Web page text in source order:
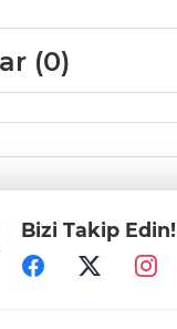
(0)
Bizi Takip Edin!